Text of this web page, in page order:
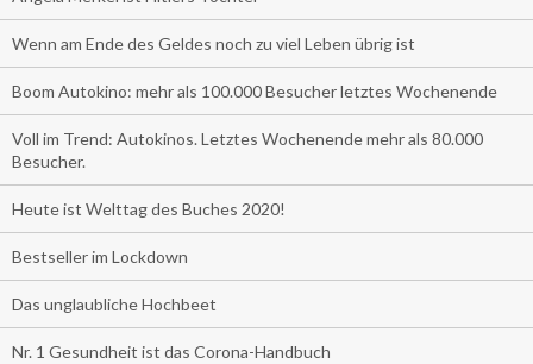
Wenn am Ende des Geldes noch zu viel Leben übrig ist
Boom Autokino: mehr als 100.000 Besucher letztes Wochenende
Voll im Trend: Autokinos. Letztes Wochenende mehr als 80.000
Besucher.
Heute ist Welttag des Buches 2020!
Bestseller im Lockdown
Das unglaubliche Hochbeet
Nr. 1 Gesundheit ist das Corona-Handbuch